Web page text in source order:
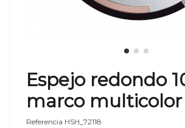
Espejo redondo
marco multicolor
Referencia HSH_72118